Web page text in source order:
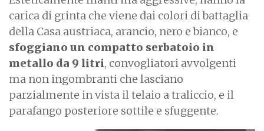
carica di grinta che viene dai colori di battaglia
della Casa austriaca, arancio, nero e bianco, e
sfoggiano un compatto serbatoio in
metallo da 9 litri, convogliatori avvolgenti
ma non ingombranti che lasciano
parzialmente in vista il telaio a traliccio, e il
parafango posteriore sottile e sfuggente.